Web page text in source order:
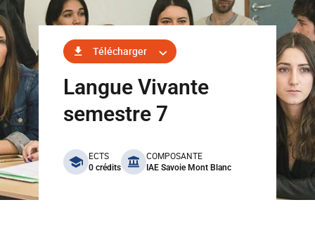
Télécharger
Langue Vivante
semestre 7
benefits
ECTS
0 crédits
COMPOSANTE
IAE Savoie Mont Blanc